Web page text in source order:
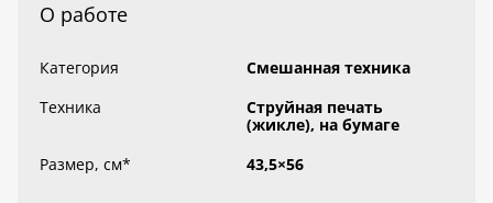
О работе
Категория
Смешанная техника
Техника
Струйная печать
(жикле), на бумаге
Размер, см* 43,5×56